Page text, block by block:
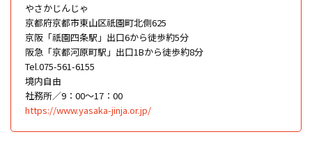
やさかじんじゃ
京都府京都市東山区祇園町北側625
京阪「祇園四条駅」出口6から徒歩約5分
阪急「京都河原町駅」出口1Bから徒歩約8分
Tel.075-561-6155
境内自由
社務所／9：00～17：00
https://www.yasaka-jinja.or.jp/